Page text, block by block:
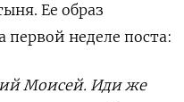
Ее образ
первой неделе поста:
Моисей. Иди же